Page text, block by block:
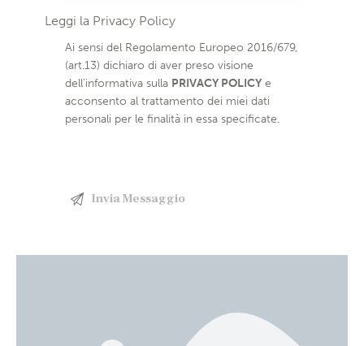
Leggi la Privacy Policy
Ai sensi del Regolamento Europeo 2016/679,
(art.13) dichiaro di aver preso visione
dell’informativa sulla PRIVACY POLICYe
acconsento al trattamento dei miei dati
personali per le finalità in essa specificate.